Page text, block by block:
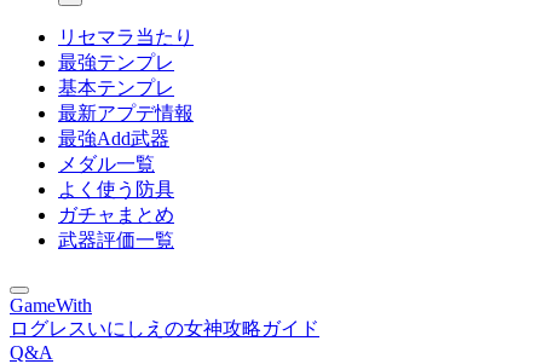
リセマラ当たり
最強テンプレ
基本テンプレ
最新アプデ情報
最強Add武器
メダル一覧
よく使う防具
ガチャまとめ
武器評価一覧
GameWith
ログレスいにしえの女神攻略ガイド
Q&A